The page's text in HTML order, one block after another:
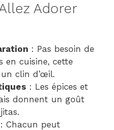
Adorer
: Pas besoin de
en cuisine, cette
clin d’œil.
: Les épices et
donnent un goût
: Chacun peut